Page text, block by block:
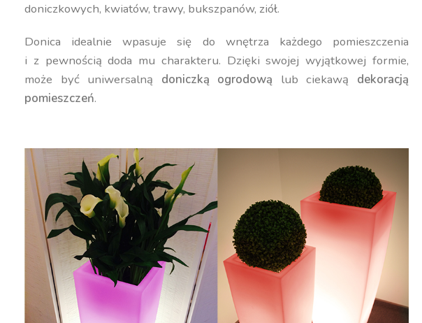
doniczkowych, kwiatów, trawy, bukszpanów, ziół.
Donica idealnie wpasuje się do wnętrza każdego pomieszczenia
i z pewnością doda mu charakteru. Dzięki swojej wyjątkowej formie,
może być uniwersalną doniczką ogrodową lub ciekawą dekoracją
pomieszczeń.